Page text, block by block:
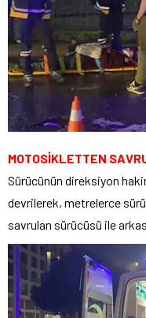
MOTOSİKLETTEN
Sürücünün direksiyon
devrilerek, metrelerce
savrulan sürücüsü ile